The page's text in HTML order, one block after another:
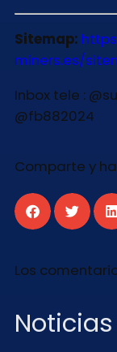
Sitemap:
miners.es/
Inbox tele :
@fb882024
Comparte y
Los